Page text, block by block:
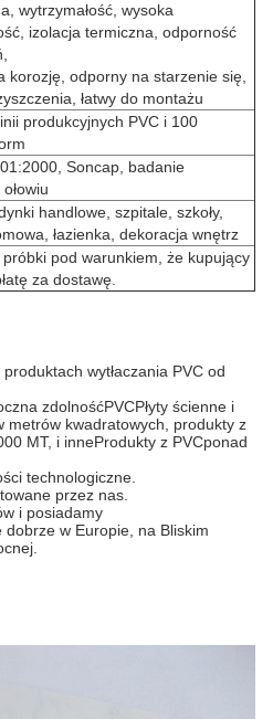
wytrzymałość, wysoka
izolacja termiczna, odporność
korozję, odporny na starzenie się,
łatwy do montażu
produkcyjnych PVC i 100
Soncap, badanie
handlowe, szpitale, szkoły,
łazienka, dekoracja wnętrz
pod warunkiem, że kupujący
za dostawę.
wytłaczania PVC od
zdolnośćPVCPłyty ścienne i
metrów kwadratowych , produkty z
MT, i inneProdukty z PVCponad
technologiczne.
przez nas.
i posiadamy
w Europie, na Bliskim